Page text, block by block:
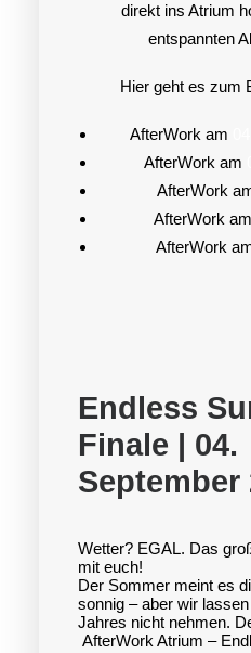
direkt ins Atrium
entspannten
Hier geht es zum
AfterWork am
AfterWork am
AfterWork
AfterWork am
AfterWork
Endless
Finale | 04.
September
Wetter? EGAL. Das
mit euch!
Der Sommer meint es
sonnig – aber wir
Jahres nicht nehmen.
AfterWork Atrium –